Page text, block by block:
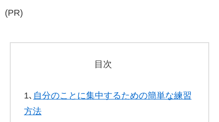
(PR)
目次
1､ 自分のことに集中するための簡単な練習
方法